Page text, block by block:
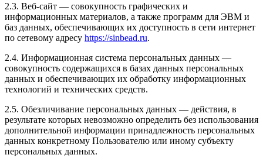
2.3. Веб-сайт — совокупность графических и
информационных материалов, а также программ для ЭВМ и
баз данных, обеспечивающих их доступность в сети интернет
по сетевому адресу https://sinbead.ru.
2.4. Информационная система персональных данных —
совокупность содержащихся в базах данных персональных
данных и обеспечивающих их обработку информационных
технологий и технических средств.
2.5. Обезличивание персональных данных — действия, в
результате которых невозможно определить без использования
дополнительной информации принадлежность персональных
данных конкретному Пользователю или иному субъекту
персональных данных.